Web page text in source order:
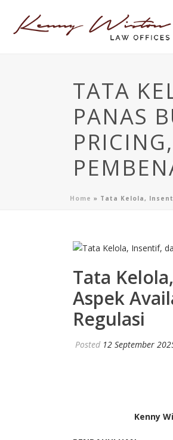
TATA
PANAS
Home » Tata Kelola,
Tata
Aspek
Regulasi
Posted 12 September
Kenny